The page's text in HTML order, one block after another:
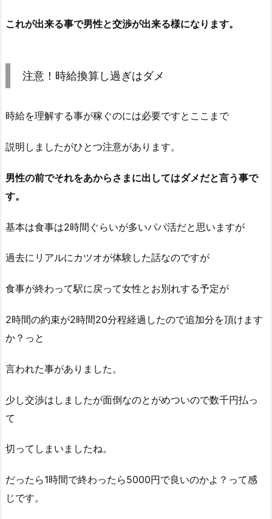
これが出来る事で男性と交渉が出来る様になります。
注意！時給換算し過ぎはダメ
時給を理解する事が稼ぐのには必要ですとここまで
説明しましたがひとつ注意があります。
男性の前でそれをあからさまに出してはダメだと言う事で
す。
基本は食事は2時間ぐらいが多いパパ活だと思いますが
過去にリアルにカツオが体験した話なのですが
食事が終わって駅に戻って女性とお別れする予定が
2時間の約束が2時間20分程経過したので追加分を頂けます
か？っと
言われた事がありました。
少し交渉はしましたが面倒なのとがめついので数千円払っ
て
切ってしまいましたね。
だったら1時間で終わったら5000円で良いのかよ？って感
じです。